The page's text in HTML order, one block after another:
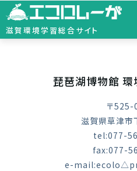
滋賀環境学習総合サイト
琵琶湖博物館 環
〒525-
滋賀県草津市
tel:077-
fax:077-
e-